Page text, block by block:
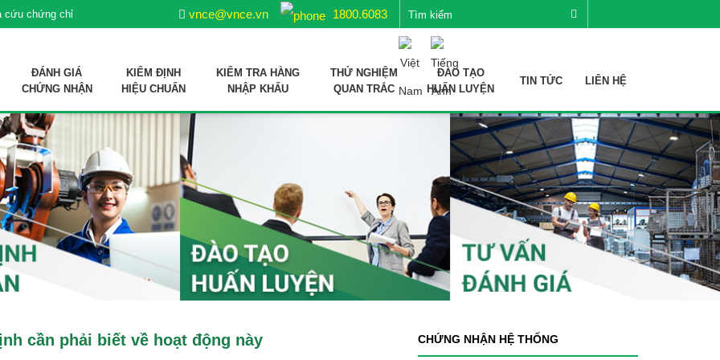
cứu chứng chỉ vnce@vnce.vn 1800.6083
ĐÁNH GIÁ
CHỨNG NHẬN
KIỂM ĐỊNH
HIỆU CHUẨN
KIỂM TRA HÀNG
NHẬP KHẨU
THỬ NGHIỆM
QUAN TRẮC
ĐÀO TẠO
HUẤN LUYỆN
TIN TỨC LIÊN HỆ
cần phải biết về hoạt động này CHỨNG NHẬN HỆ THỐNG